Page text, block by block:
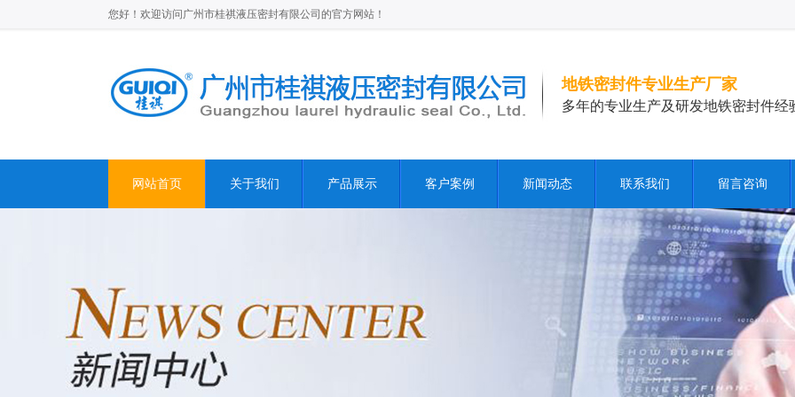
您好！欢迎访问广州市桂祺液压密封有限公司的官方网站！
地铁密封件专业生产厂家
多年的专业生产及研发地铁密封件经
网站首页 关于我们 产品展示 客户案例 新闻动态 联系我们 留言咨询